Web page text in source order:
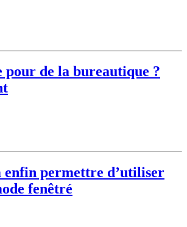
pour de la bureautique ?
enfin permettre d’utiliser
fenêtré